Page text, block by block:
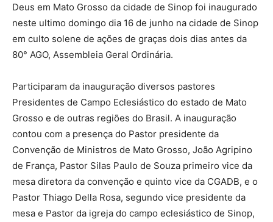
Deus em Mato Grosso da cidade de Sinop foi inaugurado
neste ultimo domingo dia 16 de junho na cidade de Sinop
em culto solene de ações de graças dois dias antes da
80° AGO, Assembleia Geral Ordinária.
Participaram da inauguração diversos pastores
Presidentes de Campo Eclesiástico do estado de Mato
Grosso e de outras regiões do Brasil. A inauguração
contou com a presença do Pastor presidente da
Convenção de Ministros de Mato Grosso, João Agripino
de França, Pastor Silas Paulo de Souza primeiro vice da
mesa diretora da convenção e quinto vice da CGADB, e o
Pastor Thiago Della Rosa, segundo vice presidente da
mesa e Pastor da igreja do campo eclesiástico de Sinop,